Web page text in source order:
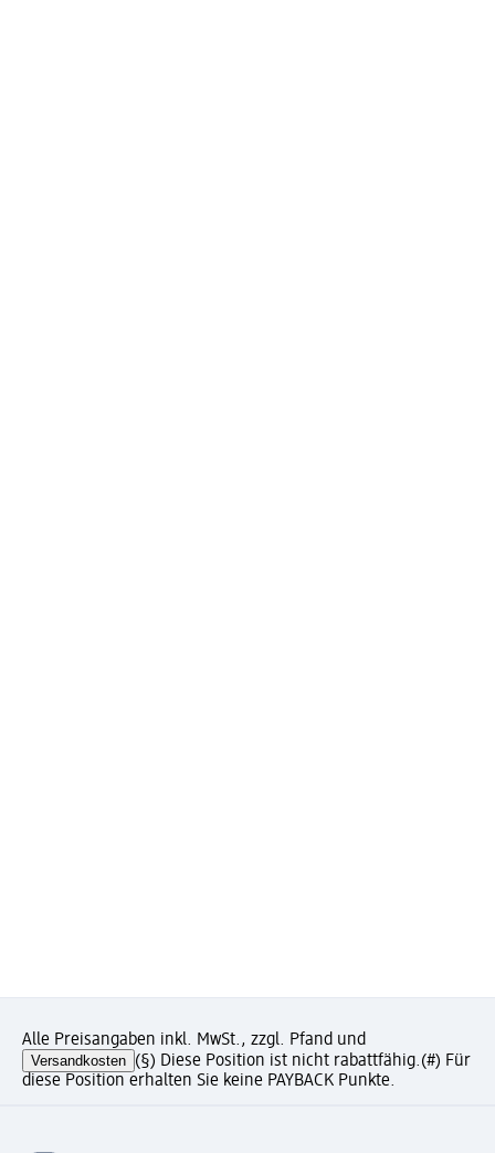
Alle Preisangaben inkl. MwSt., zzgl. Pfand und
Versandkosten (§) Diese Position ist nicht rabattfähig.(#) Für
diese Position erhalten Sie keine PAYBACK Punkte.